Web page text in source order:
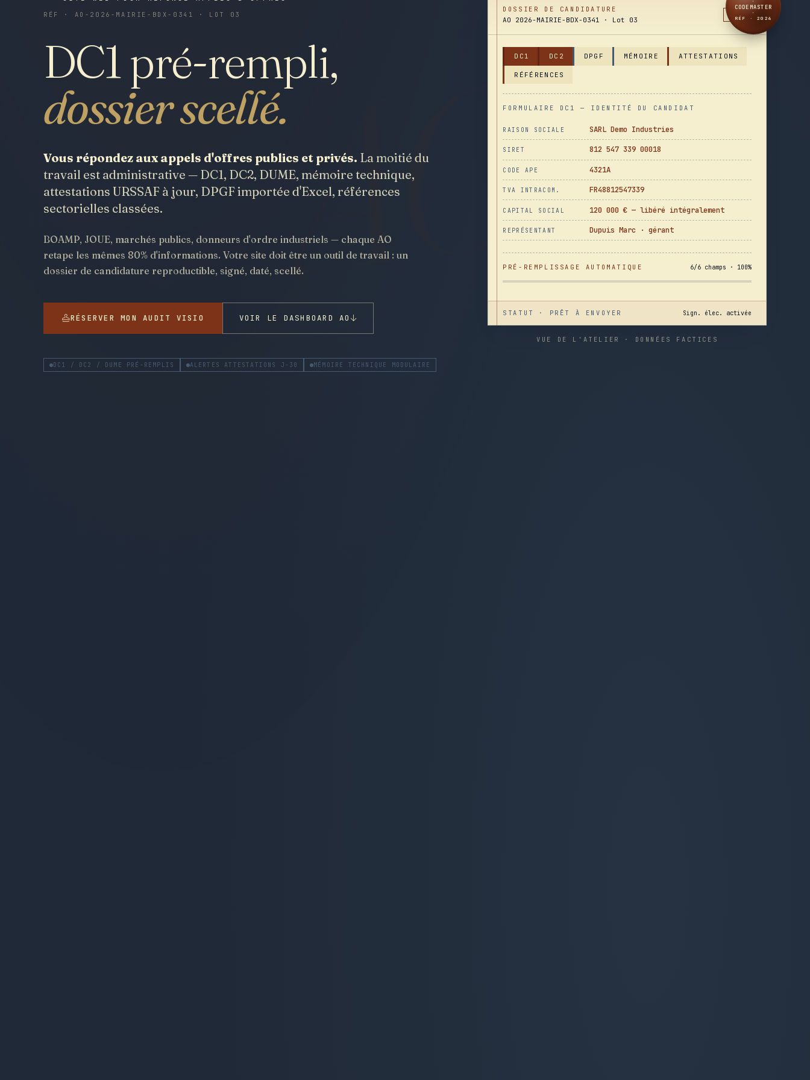
AO
RÉF · AO-2026-MAIRIE-BDX-0341 · LOT 03
DC1 pré-rempli,
dossier scellé.
Vous répondez aux appels d'offres publics et privés. La moitié du
travail est administrative — DC1, DC2, DUME, mémoire technique,
attestations URSSAF à jour, DPGF importée d'Excel, références
sectorielles classées.
BOAMP, JOUE, marchés publics, donneurs d'ordre industriels — chaque AO
retape les mêmes 80% d'informations. Votre site doit être un outil de travail : un
dossier de candidature reproductible, signé, daté, scellé.
RÉSERVER MON AUDIT VISIO VOIR LE DASHBOARD AO
DC1 / DC2 / DUME PRÉ-REMPLIS ALERTES ATTESTATIONS J-30 MÉMOIRE TECHNIQUE MODULAIRE
·
CODEMASTER
·
RÉF · 2026
DOSSIER DE CANDIDATURE
AO 2026-MAIRIE-BDX-0341 · Lot 03
J-7
DC1 DC2 DPGF MÉMOIRE ATTESTATIONS
RÉFÉRENCES
FORMULAIRE DC1 ─ IDENTITÉ DU CANDIDAT
RAISON SOCIALE SARL Demo Industries
SIRET 812 547 339 00018
CODE APE 4321A
TVA INTRACOM. FR48812547339
CAPITAL SOCIAL 120 000 € — libéré intégralement
REPRÉSENTANT Dupuis Marc · gérant
PRÉ-REMPLISSAGE AUTOMATIQUE 6/6 champs · 100%
STATUT · PRÊT À ENVOYER Sign. élec. activée
VUE DE L'ATELIER · DONNÉES FACTICES